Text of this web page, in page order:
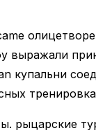
выражали
купальни
рыцарские